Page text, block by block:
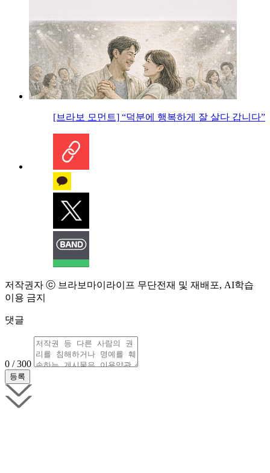
[브라보 모먼트] “덕분에 행복하게 잘 살다 갑니다”
저작권자 ⓒ 브라보마이라이프 무단전재 및 재배포, AI학습
이용 금지
댓글
0 / 300